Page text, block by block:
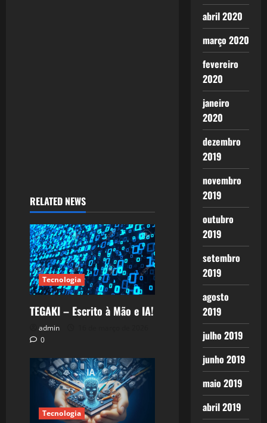
RELATED NEWS
Tecnologia
TEGAKI – Escrito à Mão e IA!
admin
0
Tecnologia
abril 2020
março 2020
fevereiro
2020
janeiro
2020
dezembro
2019
novembro
2019
outubro
2019
setembro
2019
agosto
2019
julho 2019
junho 2019
maio 2019
abril 2019